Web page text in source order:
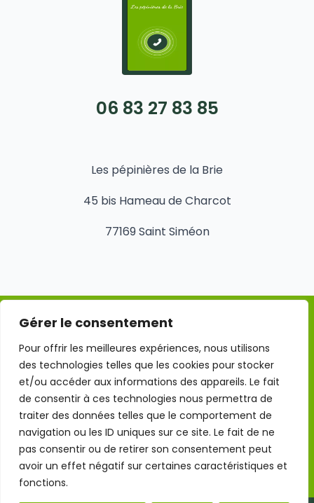
Gérer le consentement
Pour offrir les meilleures expériences, nous utilisons
des technologies telles que les cookies pour stocker
et/ou accéder aux informations des appareils. Le fait
de consentir à ces technologies nous permettra de
traiter des données telles que le comportement de
navigation ou les ID uniques sur ce site. Le fait de ne
pas consentir ou de retirer son consentement peut
avoir un effet négatif sur certaines caractéristiques et
fonctions.
06 83 27 83 85
Les pépinières de la Brie
45 bis Hameau de Charcot
77169 Saint Siméon
Mentions légales
Conditions Générales d'Utilisation
Politique de confidentialité
Politique des cookies